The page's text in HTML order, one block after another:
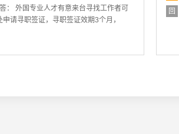
： 外国专业人才有意来台寻找工作者可
请寻职签证，寻职签证效期3个月，
質
問
回